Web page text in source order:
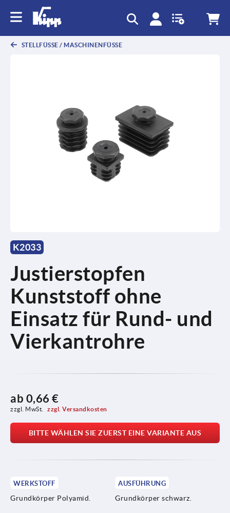
STELLFÜSSE / MASCHINENFÜSSE
K2033
Justierstopfen
Kunststoff ohne
Einsatz für Rund- und
Vierkantrohre
ab 0,66 €
zzgl. MwSt. zzgl. Versandkosten
BITTE WÄHLEN SIE ZUERST EINE VARIANTE AUS
WERKSTOFF
Grundkörper Polyamid.
AUSFÜHRUNG
Grundkörper schwarz.